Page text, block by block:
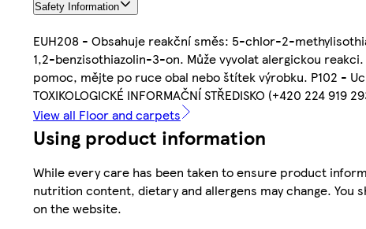
Safety Information
EUH208 - Obsahuje reakční směs: 5-chlor-2-
1,2-benzisothiazolin-3-on. Může vyvolat alergickou
pomoc, mějte po ruce obal nebo štítek výrobku. P102 -
TOXIKOLOGICKÉ INFORMAČNÍ STŘEDISKO (+420 224 919
View all Floor and carpets
Using product information
While every care has been taken to ensure product
nutrition content, dietary and allergens may change.
on the website.